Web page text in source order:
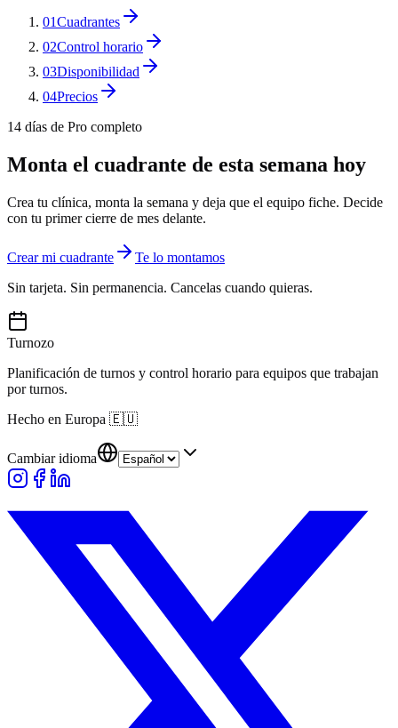
01Cuadrantes
02Control horario
03Disponibilidad
04Precios
14 días de Pro completo
Monta el cuadrante de esta semana hoy
Crea tu clínica, monta la semana y deja que el equipo fiche. Decide
con tu primer cierre de mes delante.
Crear mi cuadrante
Te lo montamos
Sin tarjeta. Sin permanencia. Cancelas cuando quieras.
Turnozo
Planificación de turnos y control horario para equipos que trabajan
por turnos.
Hecho en Europa 🇪🇺
Cambiar idioma